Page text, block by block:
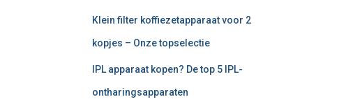
Klein filter koffiezetapparaat voor 2
kopjes – Onze topselectie
IPL apparaat kopen? De top 5 IPL-
ontharingsapparaten